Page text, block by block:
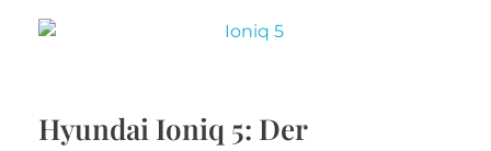
Puls Magazin
Zukunft der Mobilität
Hyundai Ioniq 5: Der